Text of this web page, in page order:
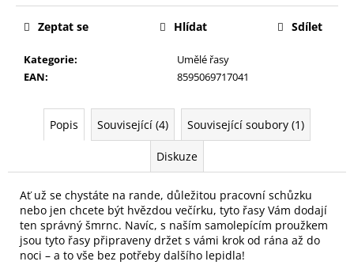
Kategorie:
Umělé řasy
EAN: 8595069717041
Zeptat se Hlídat Sdílet
Popis Související (4) Související soubory (1)
Diskuze
Ať už se chystáte na rande, důležitou pracovní schůzku
nebo jen chcete být hvězdou večírku, tyto řasy Vám dodají
ten správný šmrnc. Navíc, s naším samolepícím proužkem
jsou tyto řasy připraveny držet s vámi krok od rána až do
noci – a to vše bez potřeby dalšího lepidla!
e
m
NEHTY
JAPONSKÉHO
OVÁLNÝ
49
Kč